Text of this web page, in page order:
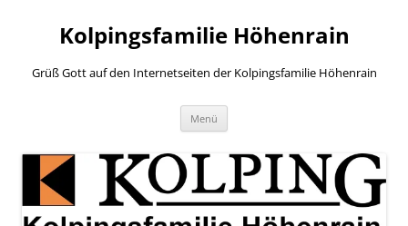
springenKolpingsfamilie Höhenrain
Grüß Gott auf den Internetseiten der Kolpingsfamilie Höhenrain
Menü